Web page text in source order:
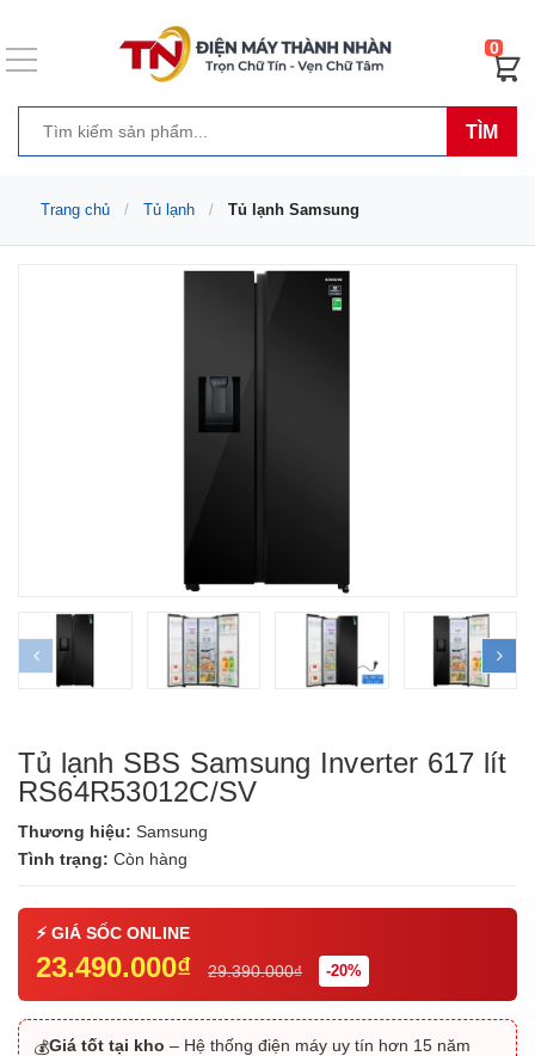
TÌM
0
Trang chủ Tủ lạnh Tủ lạnh Samsung
prev
Tủ lạnh SBS Samsung Inverter 617 lít
RS64R53012C/SV
Thương hiệu: Samsung
Tình trạng: Còn hàng
23.490.000₫ 29.390.000₫ -20%
💰Giá tốt tại kho – Hệ thống điện máy uy tín hơn 15 năm